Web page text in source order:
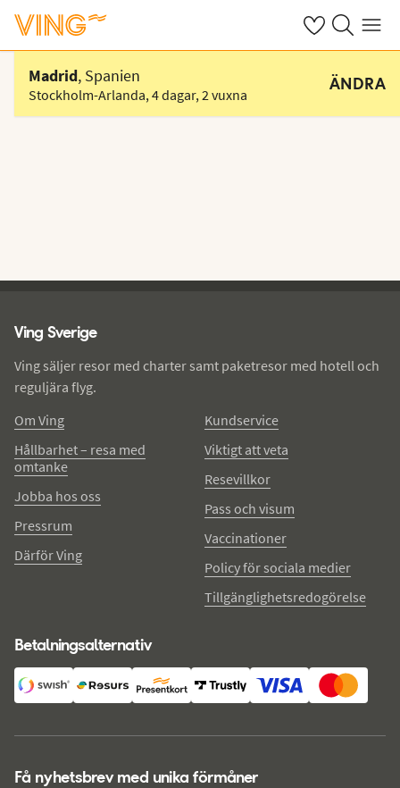
Se dinaSök på ving.se
Meny
Välj hotell
Madrid, Spanien
Stockholm-Arlanda,4 dagar,2 vuxna
ÄNDRA
Ving Sverige
Ving säljer resor med charter samt paketresor med hotell och
reguljära flyg.
Om Ving
Hållbarhet – resa med
omtanke
Jobba hos oss
Pressrum
Därför Ving
Kundservice
Viktigt att veta
Resevillkor
Pass och visum
Vaccinationer
Policy för sociala medier
Tillgänglighetsredogörelse
Betalningsalternativ
Få nyhetsbrev med unika förmåner